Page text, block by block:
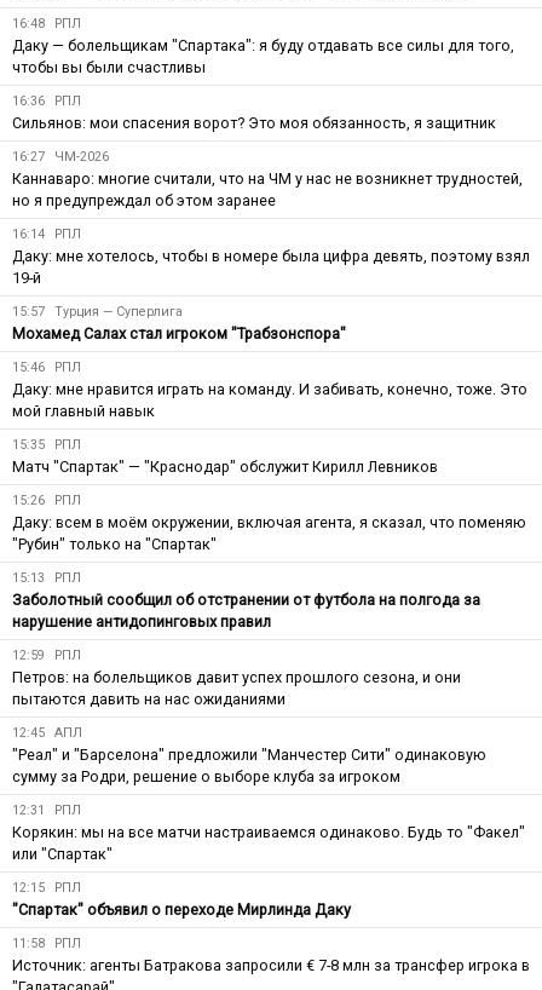
16:48 РПЛ
Даку — болельщикам "Спартака": я буду отдавать все силы для того,
чтобы вы были счастливы
16:36 РПЛ
Сильянов: мои спасения ворот? Это моя обязанность, я защитник
16:27 ЧМ-2026
Каннаваро: многие считали, что на ЧМ у нас не возникнет трудностей,
но я предупреждал об этом заранее
16:14 РПЛ
Даку: мне хотелось, чтобы в номере была цифра девять, поэтому взял
19-й
15:57 Турция — Суперлига
Мохамед Салах стал игроком "Трабзонспора"
15:46 РПЛ
Даку: мне нравится играть на команду. И забивать, конечно, тоже. Это
мой главный навык
15:35 РПЛ
Матч "Спартак" — "Краснодар" обслужит Кирилл Левников
15:26 РПЛ
Даку: всем в моём окружении, включая агента, я сказал, что поменяю
"Рубин" только на "Спартак"
15:13 РПЛ
Заболотный сообщил об отстранении от футбола на полгода за
нарушение антидопинговых правил
12:59 РПЛ
Петров: на болельщиков давит успех прошлого сезона, и они
пытаются давить на нас ожиданиями
12:45 АПЛ
"Реал" и "Барселона" предложили "Манчестер Сити" одинаковую
сумму за Родри, решение о выборе клуба за игроком
12:31 РПЛ
Корякин: мы на все матчи настраиваемся одинаково. Будь то "Факел"
или "Спартак"
12:15 РПЛ
"Спартак" объявил о переходе Мирлинда Даку
11:58 РПЛ
Источник: агенты Батракова запросили € 7-8 млн за трансфер игрока в